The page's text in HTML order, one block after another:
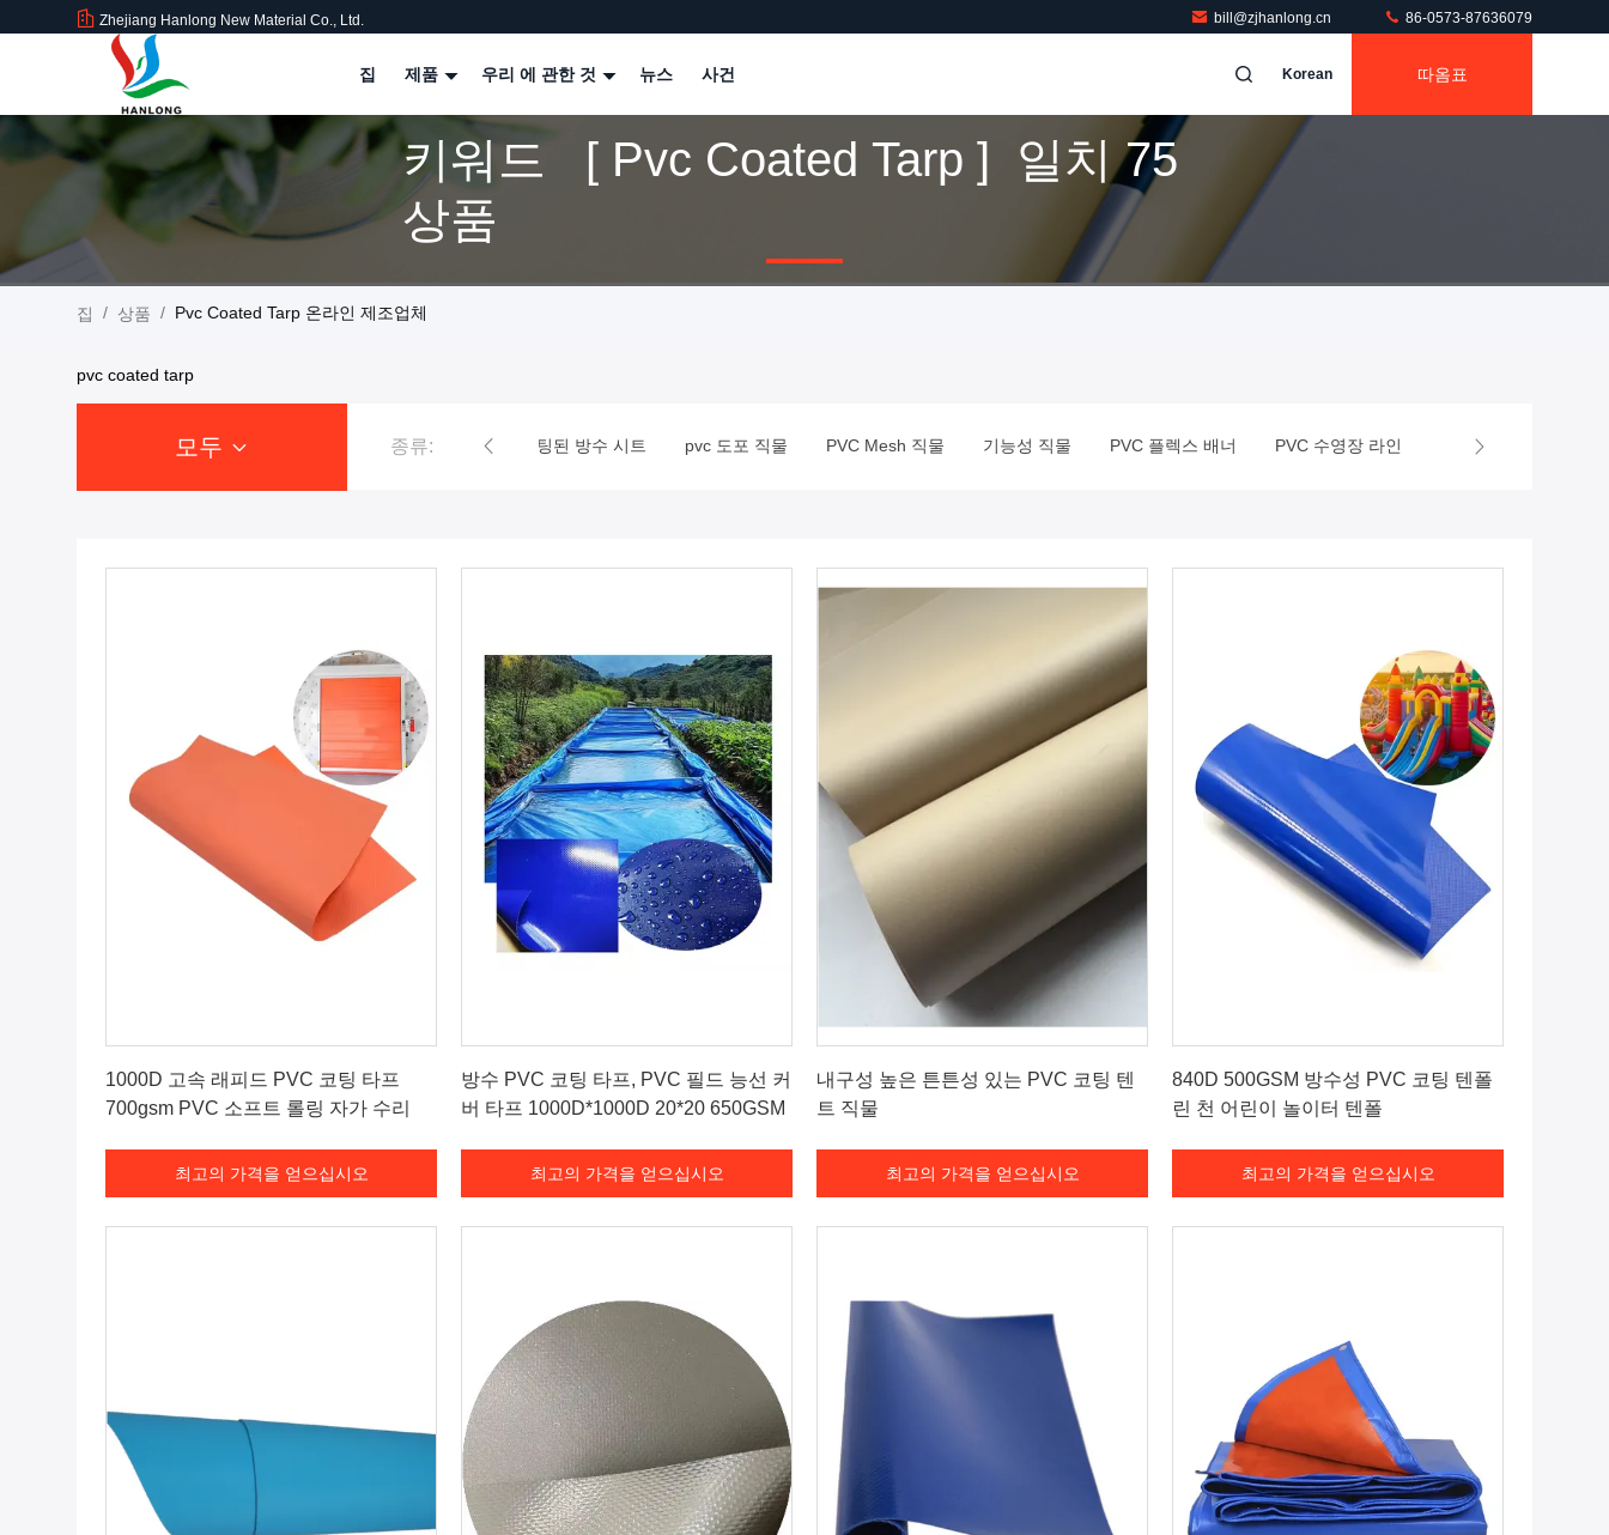
Zhejiang Hanlong New Material Co., Ltd. bill@zjhanlong.cn 86-0573-87636079
집 제품 우리 에 관한 것 뉴스 사건 Korean 따옴표
키워드 [ Pvc Coated Tarp ] 일치 75
상품
집 / 상품 / Pvc Coated Tarp 온라인 제조업체
pvc coated tarp
모두 종류:
PVC 방수 시트 산업용 타포린 PVC 코팅된 방수 시트 pvc 도포 직물 PVC Mesh 직물 기능성 직물 PVC 플렉스 배너 PVC 수영장 라인
1000D 고속 래피드 PVC 코팅 타프
700gsm PVC 소프트 롤링 자가 수리
최고의 가격을 얻으십시오
방수 PVC 코팅 타프, PVC 필드 능선 커
버 타프 1000D*1000D 20*20 650GSM
최고의 가격을 얻으십시오
내구성 높은 튼튼성 있는 PVC 코팅 텐
트 직물
최고의 가격을 얻으십시오
840D 500GSM 방수성 PVC 코팅 텐폴
린 천 어린이 놀이터 텐폴
최고의 가격을 얻으십시오